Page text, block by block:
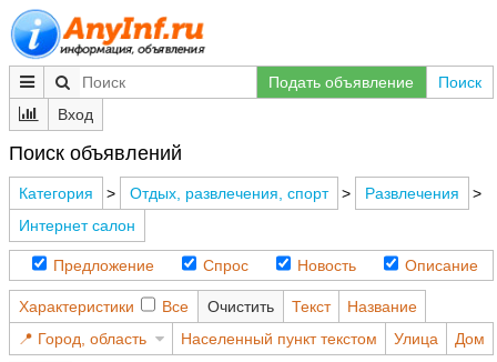
Подать объявление
Поиск
Вход
Поиск объявлений
Категория > Отдых, развлечения, спорт > Развлечения
>
Интернет салон
Предложение Спрос Новость Описание
Характеристики Все Очистить Текст
Название
Город, область
Населенный пункт текстом Улица Дом